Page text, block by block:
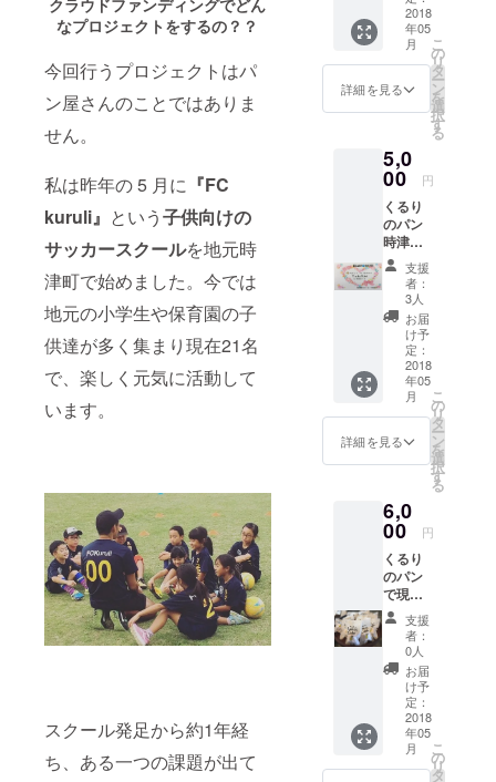
クラウドファンディングでどん
なプロジェクトをするの？？
今回行うプロジェクトはパ
ン屋さんのことではありま
せん。
私は昨年の 5 月に 『FC
kuruli』 という子供向けの
サッカースクールを地元時
津町で始めました。今では
地元の小学生や保育園の子
供達が多く集まり現在21名
で、楽しく元気に活動して
います。
スクール発足から約1年経
ち、ある一つの課題が出て
賞味期
限10
日
は2019
年7月末
日まで
です。
（※他の
できま
せ
ん。）
破損、
紛失し
た場合
の再発
行は致
しませ
んので
ご了承
願いま
す。 一
部割引
対象外
の商品
もござ
は店内
レジス
までお
尋ね下
さい。
入り詰
め合わ
せギフ
トで
す。 長
崎県産
の小麦
し、国
産のレ
モンを
皮から
果汁ま
でをふ
んだん
に使用
し、程
よい酸
味と
しっと
りとし
た生地
で一度
食べた
ら病み
より美
味しく
頂く為
に、冷
蔵庫で
冷やし
てお召
し上が
り頂く
ことを
お勧め
致しま
す。 ※
賞味期
限10
日
2018
年05
月
詳細を見る
こ
の
リ
タ
ー
ン
を
選
択
す
る
5,0
00 円
くるり
のパン
時津
店、愛
宕店ど
ちらで
もご利
用いた
だける
FAAVO
限定の
お得な
カード
です。
お会計
時にこ
ドをレ
ジにご
提示頂
くと、
毎回お
買い上
げ商品
を20%
割引き
致しま
す。 有
効期限
は2019
年7月末
日まで
です。
支援
者：
3人
お届
け予
定：
2018
年05
月
詳細を見る
こ
の
リ
タ
ー
ン
を
選
択
す
る
6,0
00 円
くるり
のパン
で現
在、爆
発的な
人気の
レモン
ケーキ
の６個
入り&長
崎で超
人気店
のカリ
支援
者：
0人
お届
け予
定：
2018
年05
月
こ
の
リ
タ